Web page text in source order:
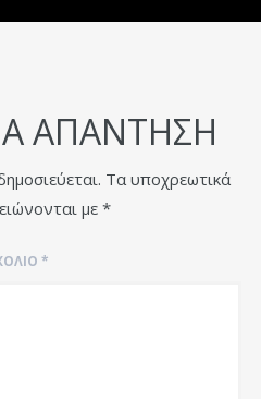
ΑΠΆΝΤΗΣΗ
Τα υποχρεωτικά
με *
*